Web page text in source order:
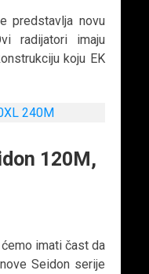
predstavlja novu
radijatori imaju
koju EK
120M,
imati čast da
Seidon serije